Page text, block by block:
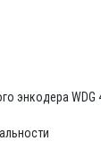
энкодера WDG